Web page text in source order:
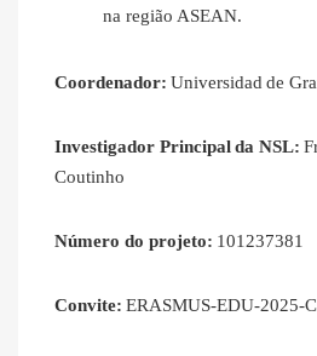
na região ASEAN.
Coordenador: Universidad de
Investigador Principalda NSL:
Coutinho
Número do projeto: 101237381
Convite: ERASMUS-EDU-2025-